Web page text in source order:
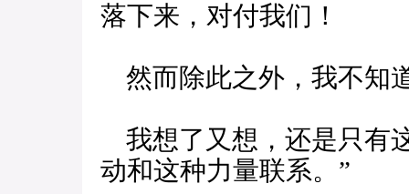
落下来，对付我们！
然而除此之外，我不知
我想了又想，还是只有
动和这种力量联系。”